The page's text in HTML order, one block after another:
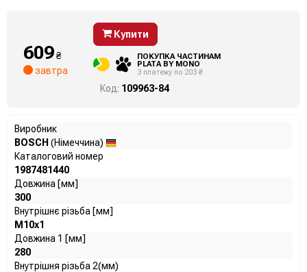
609₴
завтра
Купити
ПОКУПКА ЧАСТИНАМ
PLATA BY MONO
3 платежу по 203 ₴
Код: 109963-84
Виробник
BOSCH (Німеччина)
Каталоговий номер
1987481440
Довжина [мм]
300
Внутрішнє різьба [мм]
M10x1
Довжина 1 [мм]
280
Внутрішня різьба 2(мм)